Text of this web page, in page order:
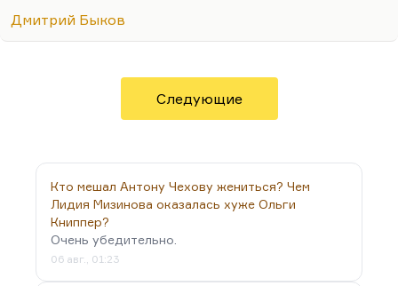
обстановке, как было в армии. Там с какой-то
на внутреннем протесте. Либо в условиях
умеренного, неприхотливого, но все-таки
комфорта. Мне, в общем, не нравится, когда меня
Марихуана – дело не в пропаганде наркотиков.
Но марихуана меняет характер мышления. Она
заметно снижает вашу собственную критичность.
И при таком подходе, мне кажется, даже в…
Дмитрий Быков
Следующие
Кто мешал Антону Чехову жениться? Чем
Лидия Мизинова оказалась хуже Ольги
Книппер?
Очень убедительно.
06 авг., 01:23